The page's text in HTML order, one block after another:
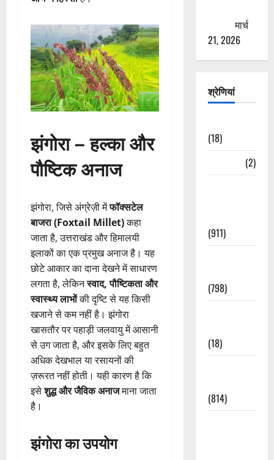
झंगोरा – हल्का और
पौष्टिक अनाज
झंगोरा, जिसे अंग्रेज़ी मेंफॉक्सटेल
बाजरा (Foxtail Millet)कहा
जाता है, उत्तराखंड और हिमालयी
इलाकों का एक प्रमुख अनाज है। यह
छोटे आकार का दाना देखने में साधारण
लगता है, लेकिनस्वाद, पौष्टिकता और
स्वास्थ्य लाभोंकी दृष्टि से यह किसी
खजाने से कम नहीं है। झंगोरा
खासतौर पर पहाड़ी जलवायु में आसानी
से उग जाता है, और इसके लिए बहुत
अधिक देखभाल या रसायनों की
ज़रूरत नहीं होती। यही कारण है कि
इसेशुद्ध और जैविक अनाजमाना जाता
है।
झंगोरा का उपयोग
मार्च
21, 2026
श्रेणियां
(18)
(2)
(911)
(798)
(18)
(814)